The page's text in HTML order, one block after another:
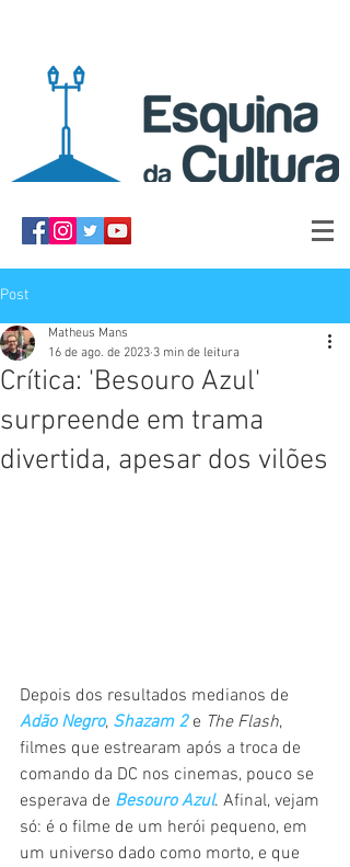
Post
Crítica: 'Besouro Azul'
surpreende em trama
divertida, apesar dos vilões
Matheus Mans
16 de ago. de 2023 3 min de leitura
Depois dos resultados medianos de
Adão Negro, Shazam 2 e The Flash,
filmes que estrearam após a troca de
comando da DC nos cinemas, pouco se
esperava de Besouro Azul. Afinal, vejam
só: é o filme de um herói pequeno, em
um universo dado como morto, e que